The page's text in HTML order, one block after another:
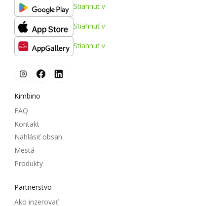
Stiahnuť v
Stiahnuť v
Stiahnuť v
Kimbino
FAQ
Kontakt
Nahlásiť obsah
Mestá
Produkty
Partnerstvo
Ako inzerovať